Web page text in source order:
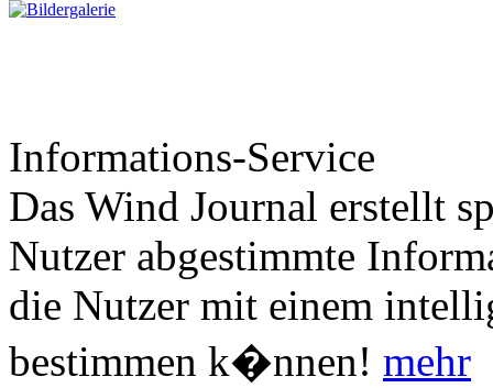
Informations-Service
Das Wind Journal erstellt
Nutzer abgestimmte
die Nutzer mit einem
bestimmen k�nnen! mehr